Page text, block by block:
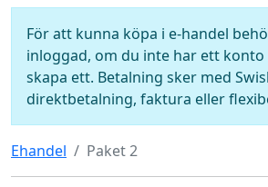
För att kunna köpa i e-handel
inloggad, om du inte har ett konto
skapa ett. Betalning sker med
direktbetalning, faktura eller
Ehandel Paket 2